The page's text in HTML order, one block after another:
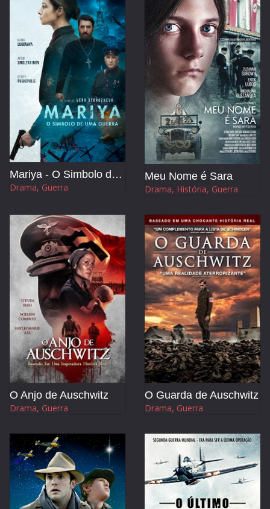
Mariya - O Simbolo de Uma Guerra
Drama, Guerra
Meu Nome é Sara
Drama, História, Guerra
O Anjo de Auschwitz
Drama, Guerra
O Guarda de Auschwitz
Drama, Guerra